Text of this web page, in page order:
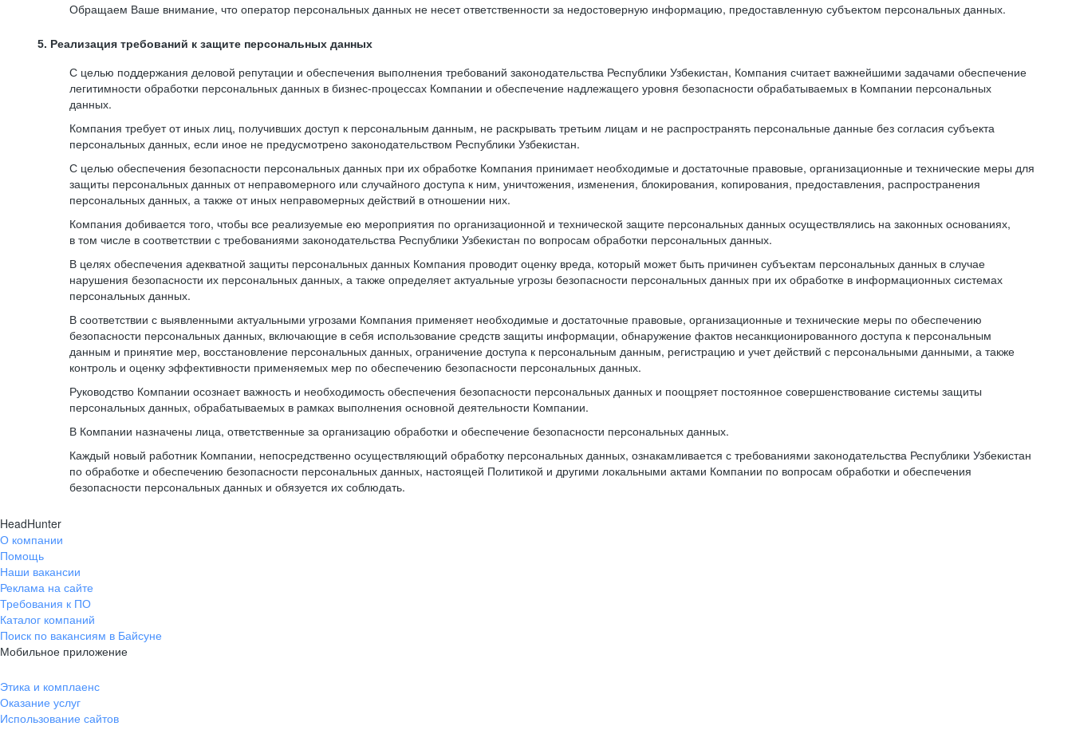
Обращаем Ваше внимание, что оператор персональных данных не несет ответственности за недостоверную информацию, предоставленную субъектом персональных данных.
5. Реализация требований к защите персональных данных
С целью поддержания деловой репутации и обеспечения выполнения требований законодательства Республики Узбекистан, Компания считает важнейшими задачами обеспечение
легитимности обработки персональных данных в бизнес-процессах Компании и обеспечение надлежащего уровня безопасности обрабатываемых в Компании персональных
данных.
Компания требует от иных лиц, получивших доступ к персональным данным, не раскрывать третьим лицам и не распространять персональные данные без согласия субъекта
персональных данных, если иное не предусмотрено законодательством Республики Узбекистан.
С целью обеспечения безопасности персональных данных при их обработке Компания принимает необходимые и достаточные правовые, организационные и технические меры для
защиты персональных данных от неправомерного или случайного доступа к ним, уничтожения, изменения, блокирования, копирования, предоставления, распространения
персональных данных, а также от иных неправомерных действий в отношении них.
Компания добивается того, чтобы все реализуемые ею мероприятия по организационной и технической защите персональных данных осуществлялись на законных основаниях,
в том числе в соответствии с требованиями законодательства Республики Узбекистан по вопросам обработки персональных данных.
В целях обеспечения адекватной защиты персональных данных Компания проводит оценку вреда, который может быть причинен субъектам персональных данных в случае
нарушения безопасности их персональных данных, а также определяет актуальные угрозы безопасности персональных данных при их обработке в информационных системах
персональных данных.
В соответствии с выявленными актуальными угрозами Компания применяет необходимые и достаточные правовые, организационные и технические меры по обеспечению
безопасности персональных данных, включающие в себя использование средств защиты информации, обнаружение фактов несанкционированного доступа к персональным
данным и принятие мер, восстановление персональных данных, ограничение доступа к персональным данным, регистрацию и учет действий с персональными данными, а также
контроль и оценку эффективности применяемых мер по обеспечению безопасности персональных данных.
Руководство Компании осознает важность и необходимость обеспечения безопасности персональных данных и поощряет постоянное совершенствование системы защиты
персональных данных, обрабатываемых в рамках выполнения основной деятельности Компании.
В Компании назначены лица, ответственные за организацию обработки и обеспечение безопасности персональных данных.
Каждый новый работник Компании, непосредственно осуществляющий обработку персональных данных, ознакамливается с требованиями законодательства Республики Узбекистан
по обработке и обеспечению безопасности персональных данных, настоящей Политикой и другими локальными актами Компании по вопросам обработки и обеспечения
безопасности персональных данных и обязуется их соблюдать.
HeadHunter
О компании
Помощь
Наши вакансии
Реклама на сайте
Требования к ПО
Каталог компаний
Поиск по вакансиям в Байсуне
Мобильное приложение
Этика и комплаенс
Оказание услуг
Использование сайтов